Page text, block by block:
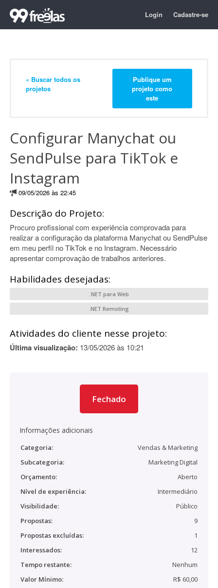
Login Cadastre-se
« Buscar todos os
projetos
Publique um
projeto como
este
Configurar Manychat ou
SendPulse para TikTok e
Instagram
09/05/2026 às 22:45
Descrição do Projeto:
Procuro profissional com experiência comprovada para
realizar a configuração da plataforma Manychat ou SendPulse
em meu perfil no TikTok e no Instagram. Necessário
apresentar comprovação de trabalhos anteriores.
Habilidades desejadas:
.NET para Web
.NET Remoting
Atividades do cliente nesse projeto:
Última visualização: 13/05/2026 às 10:21
Fechado
Informações adicionais
Categoria:
Vendas & Marketing
Subcategoria:
Marketing Digital
Orçamento:
Aberto
Nível de experiência:
Intermediário
Visibilidade:
Público
Propostas:
9
Propostas excluídas:
1
Interessados:
12
Tempo restante:
Nenhum
Valor Mínimo:
R$ 60,00